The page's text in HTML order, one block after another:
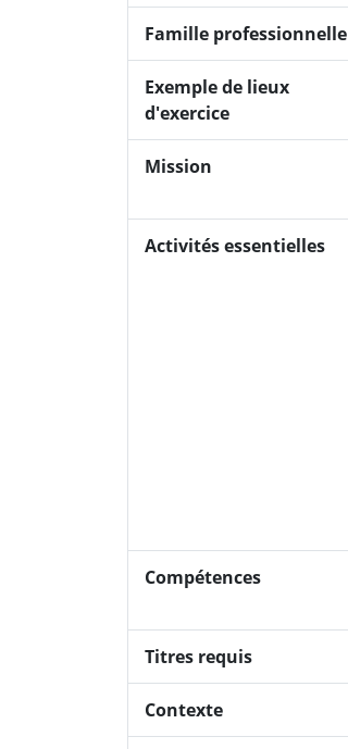
Famille professionnelle
Exemple de lieux
d'exercice
Mission
Activités essentielles
Compétences
Titres requis
Contexte